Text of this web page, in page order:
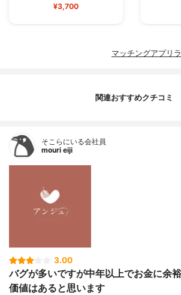
¥3,700
マッチングアプリ
関連おすすめクチコミ
そこらにいる会社員
mouri eiji
3.00
バグが多いですが中年以上でお金に余
価値はあると思います